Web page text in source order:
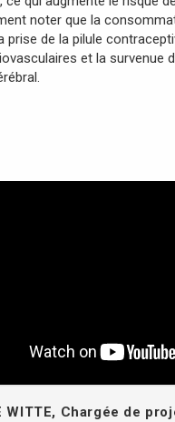
noter que la
prise de la pilule
et la survenue
WITTE, Chargée de